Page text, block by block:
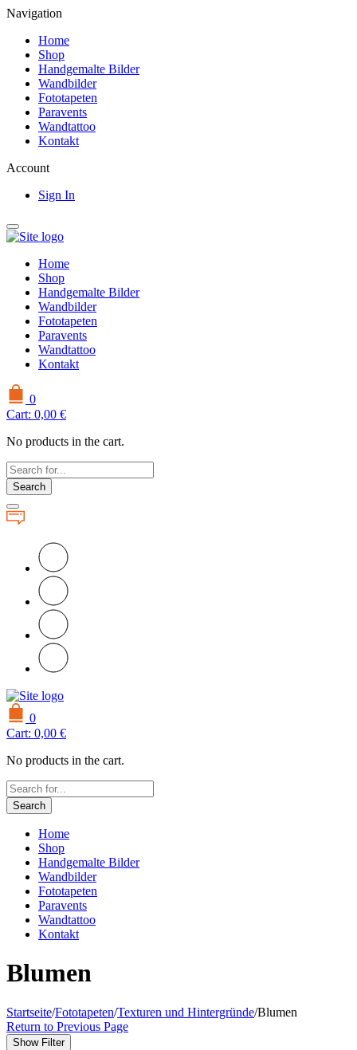
Navigation
Home
Shop
Handgemalte Bilder
Wandbilder
Fototapeten
Paravents
Wandtattoo
Kontakt
Account
Sign In
Home
Shop
Handgemalte Bilder
Wandbilder
Fototapeten
Paravents
Wandtattoo
Kontakt
0
Cart: 0,00 €
No products in the cart.
Search
0
Cart: 0,00 €
No products in the cart.
Search
Home
Shop
Handgemalte Bilder
Wandbilder
Fototapeten
Paravents
Wandtattoo
Kontakt
Blumen
Startseite/Fototapeten/Texturen und Hintergründe/Blumen
Return to Previous Page
Show Filter